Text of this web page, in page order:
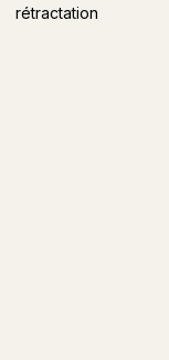
rétractation